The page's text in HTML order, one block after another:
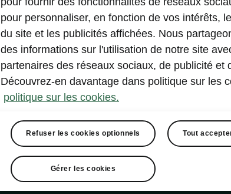
pour personnaliser, en fonction de vos intérêts,
du site et les publicités affichées. Nous
des informations sur l'utilisation de notre site
partenaires des réseaux sociaux, de publicité et
Découvrez-en davantage dans politique sur les
politique sur les cookies.
Refuser les cookies optionnels Tout
Gérer les cookies